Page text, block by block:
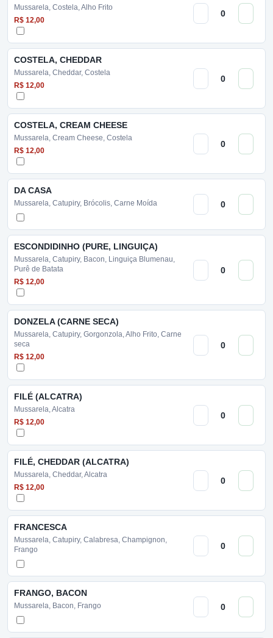
Mussarela, Costela, Alho Frito
R$ 12,00
COSTELA, CHEDDAR
Mussarela, Cheddar, Costela
R$ 12,00
COSTELA, CREAM CHEESE
Mussarela, Cream Cheese, Costela
R$ 12,00
DA CASA
Mussarela, Catupiry, Brócolis, Carne Moída
ESCONDIDINHO (PURE, LINGUIÇA)
Mussarela, Catupiry, Bacon, Linguiça Blumenau,
Purê de Batata
R$ 12,00
DONZELA (CARNE SECA)
Mussarela, Catupiry, Gorgonzola, Alho Frito, Carne
seca
R$ 12,00
FILÉ (ALCATRA)
Mussarela, Alcatra
R$ 12,00
FILÉ, CHEDDAR (ALCATRA)
Mussarela, Cheddar, Alcatra
R$ 12,00
FRANCESCA
Mussarela, Catupiry, Calabresa, Champignon,
Frango
FRANGO, BACON
Mussarela, Bacon, Frango